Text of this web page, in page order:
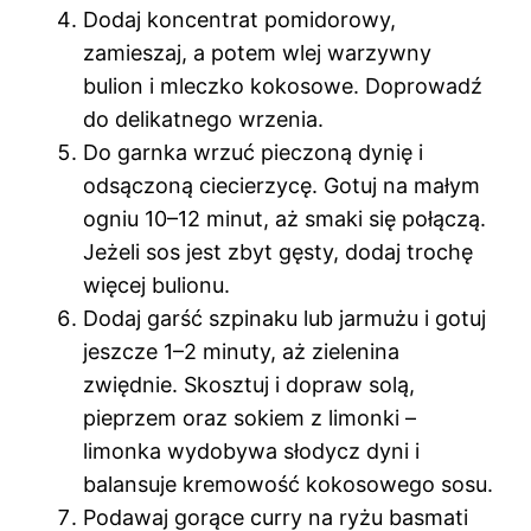
Dodaj koncentrat pomidorowy,
zamieszaj, a potem wlej warzywny
bulion i mleczko kokosowe. Doprowadź
do delikatnego wrzenia.
Do garnka wrzuć pieczoną dynię i
odsączoną ciecierzycę. Gotuj na małym
ogniu 10–12 minut, aż smaki się połączą.
Jeżeli sos jest zbyt gęsty, dodaj trochę
więcej bulionu.
Dodaj garść szpinaku lub jarmużu i gotuj
jeszcze 1–2 minuty, aż zielenina
zwiędnie. Skosztuj i dopraw solą,
pieprzem oraz sokiem z limonki –
limonka wydobywa słodycz dyni i
balansuje kremowość kokosowego sosu.
Podawaj gorące curry na ryżu basmati